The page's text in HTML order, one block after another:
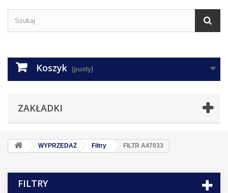
Koszyk (pusty)
ZAKŁADKI
WYPRZEDAŻ Filtry FILTR A47033
FILTRY